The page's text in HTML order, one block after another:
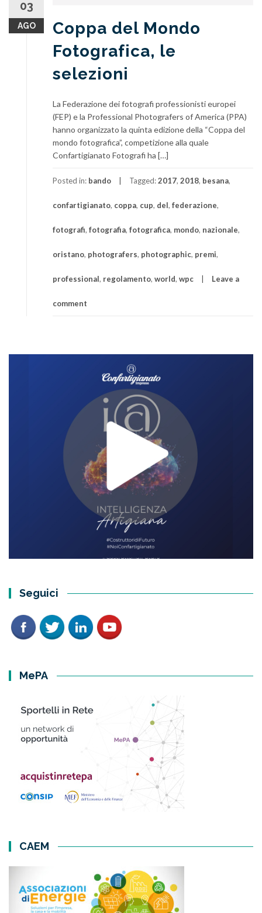
03
AGO
Coppa del Mondo
Fotografica, le
selezioni
La Federazione dei fotografi professionisti europei
(FEP) e la Professional Photografers of America (PPA)
hanno organizzato la quinta edizione della “Coppa del
mondo fotografica”, competizione alla quale
Confartigianato Fotografi ha […]
Posted in: bando Tagged:2017, 2018, besana,
confartigianato, coppa, cup, del, federazione,
fotografi, fotografia, fotografica, mondo, nazionale,
oristano, photografers, photographic, premi,
professional, regolamento, world, wpc Leave a
comment
Seguici
MePA
CAEM